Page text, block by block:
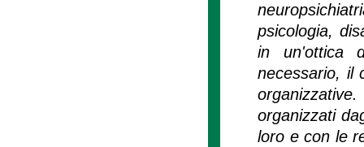
psicologia,
in un'ottica
necessario, il
organizzati
loro e con le